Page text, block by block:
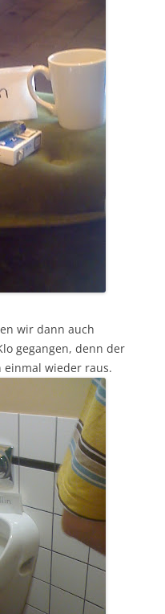
wir dann auch
gegangen, denn der
einmal wieder raus.